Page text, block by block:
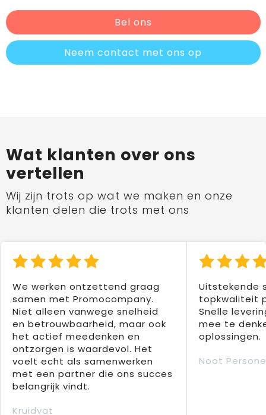
Bel ons
Neem contact met ons op
Wat klanten over ons
vertellen
Wij zijn trots op wat we maken en onze
klanten delen die trots met ons
We werken ontzettend graag
samen met Promocompany.
Niet alleen vanwege snelheid
en betrouwbaarheid, maar ook
het actief meedenken en
ontzorgen is waardevol. Het
voelt echt als samenwerken
met een partner die ons succes
belangrijk vindt.
Kruidvat
Uitstekende
topkwaliteit
Snelle
mee te
oplossingen.
Noot